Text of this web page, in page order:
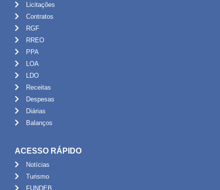
Licitações
Contratos
RGF
RREO
PPA
LOA
LDO
Receitas
Despesas
Diárias
Balanços
ACESSO RÁPIDO
Notícias
Turismo
FUNDEB